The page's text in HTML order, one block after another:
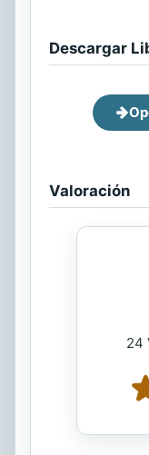
Descargar
Valoración
24